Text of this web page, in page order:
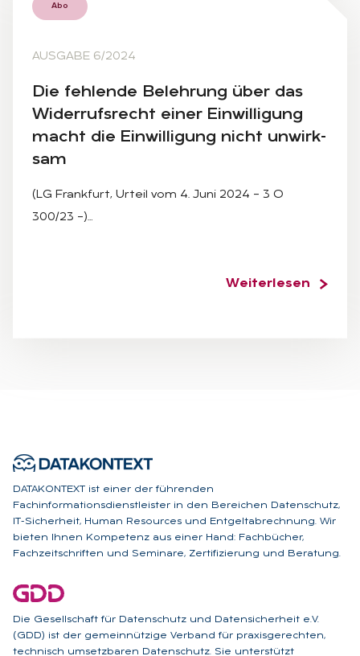
Abo
AUSGABE 6/2024
Die feh­len­de Be­leh­rung über das
Wi­der­rufs­recht ei­ner Ein­wil­li­gung
macht die Ein­wil­li­gung nicht un­wirk­
sam
(LG Frankfurt, Urteil vom 4. Juni 2024 – 3 O
300/23 –)…
Weiterlesen
DATAKONTEXT ist einer der führenden
Fachinformationsdienstleister in den Bereichen Datenschutz,
IT-Sicherheit, Human Resources und Entgeltabrechnung. Wir
bieten Ihnen Kompetenz aus einer Hand: Fachbücher,
Fachzeitschriften und Seminare, Zertifizierung und Beratung.
Die Gesellschaft für Datenschutz und Datensicherheit e.V.
(GDD) ist der gemeinnützige Verband für praxisgerechten,
technisch umsetzbaren Datenschutz. Sie unterstützt